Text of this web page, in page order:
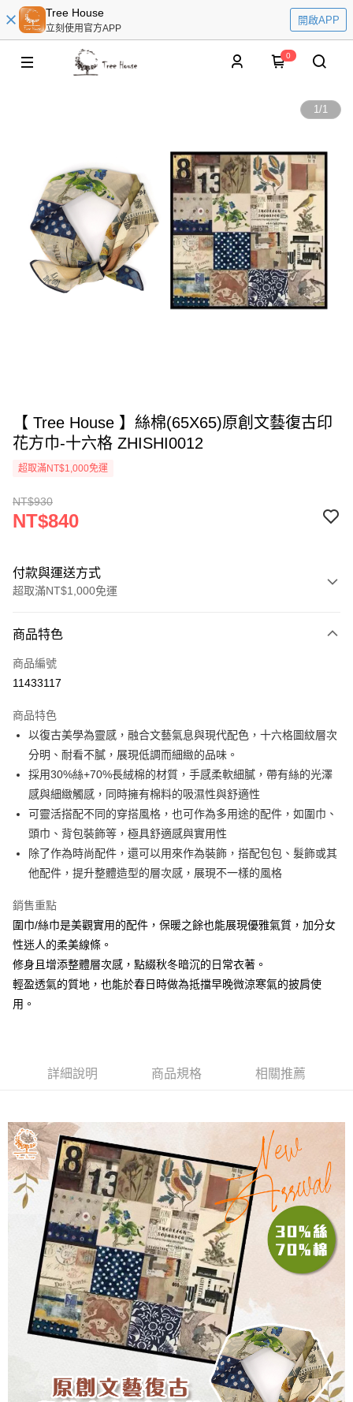
Tree House
立刻使用官方APP
開啟APP
0
1/1
【 Tree House 】絲棉(65X65)原創文藝復古印
花方巾-十六格 ZHISHI0012
超取滿NT$1,000免運
NT$930
NT$840
付款與運送方式
超取滿NT$1,000免運
信用卡一次付款
信用卡分期付款
合作金庫商業銀行
華南商業銀行
彰化商業銀行
上海商業儲蓄銀行
台北富邦商業銀行
國泰世華商業銀行
兆豐國際商業銀行
臺灣中小企業銀行
台中商業銀行
匯豐（台灣）商業銀行
華泰商業銀行
聯邦商業銀行
遠東國際商業銀行
元大商業銀行
永豐商業銀行
玉山商業銀行
星展（台灣）商業銀行
台新國際商業銀行
中國信託商業銀行
6 期 0 利率 每期
華南商業銀行
彰化商業銀行
上海商業儲蓄銀行
台北富邦商業銀行
國泰世華商業銀行
兆豐國際商業銀行
臺灣中小企業銀行
台中商業銀行
匯豐（台灣）商業銀行
華泰商業銀行
聯邦商業銀行
遠東國際商業銀行
元大商業銀行
永豐商業銀行
玉山商業銀行
星展（台灣）商業銀行
台灣樂天信用卡公司
超商取貨付款
Apple Pay
悠遊付
Google Pay
ATM付款
運送方式
全家取貨付款
每筆NT$60，滿NT$1,000(含以上)免運費
付款後全家取貨
每筆NT$60，滿NT$1,000(含以上)免運費
付款後7-11取貨
宅配
每筆NT$80，滿NT$1,000(含以上)免運費
商品特色
商品編號
11433117
商品特色
以復古美學為靈感，融合文藝氣息與現代配色，十六格圖紋層次
分明、耐看不膩，展現低調而細緻的品味。
採用30%絲+70%長絨棉的材質，手感柔軟細膩，帶有絲的光澤
感與細緻觸感，同時擁有棉料的吸濕性與舒適性
可靈活搭配不同的穿搭風格，也可作為多用途的配件，如圍巾、
頭巾、背包裝飾等，極具舒適感與實用性
除了作為時尚配件，還可以用來作為裝飾，搭配包包、髮飾或其
他配件，提升整體造型的層次感，展現不一樣的風格
銷售重點
圍巾/絲巾是美觀實用的配件，保暖之餘也能展現優雅氣質，加分女
性迷人的柔美線條。
修身且增添整體層次感，點綴秋冬暗沉的日常衣著。
輕盈透氣的質地，也能於春日時做為抵擋早晚微涼寒氣的披肩使
用。
詳細說明 商品規格 相關推薦